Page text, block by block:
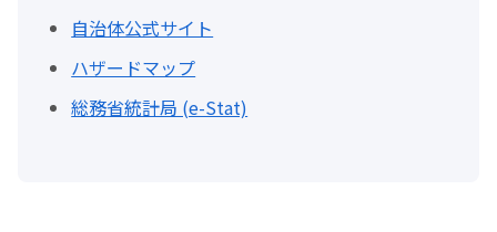
自治体公式サイト
ハザードマップ
総務省統計局 (e-Stat)